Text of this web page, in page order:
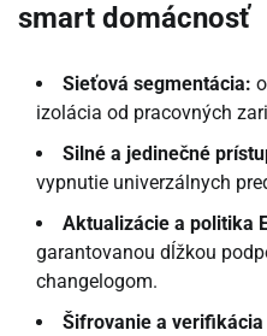
smart domácnosť
Sieťová segmentácia:
izolácia od pracovných
Silné a jedinečné
vypnutie univerzálnych
Aktualizácie a politika
garantovanou dĺžkou
changelogom.
Šifrovanie a verifikácia